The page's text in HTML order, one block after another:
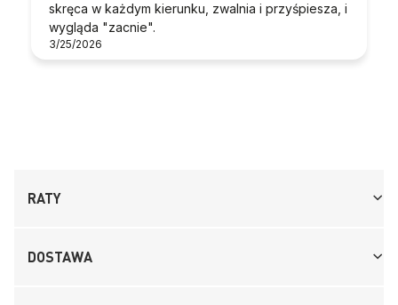
skręca w każdym kierunku, zwalnia i przyśpiesza, i
wygląda "zacnie".
3/25/2026
RATY
DOSTAWA